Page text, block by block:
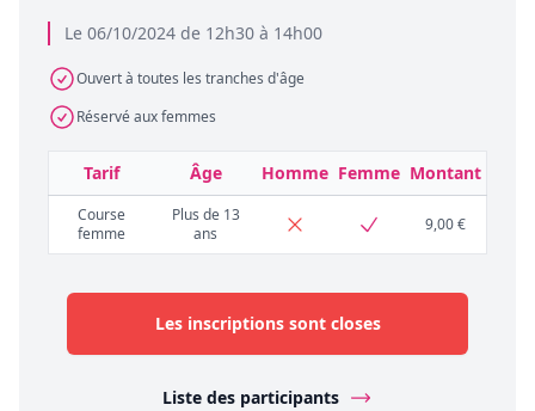
Le 06/10/2024 de 12h30 à 14h00
Ouvert à toutes les tranches d'âge
Réservé aux femmes
Tarif Âge Homme Femme Montant
Course
femme
Plus de 13
ans
9,00 €
Les inscriptions sont closes
Liste des participants